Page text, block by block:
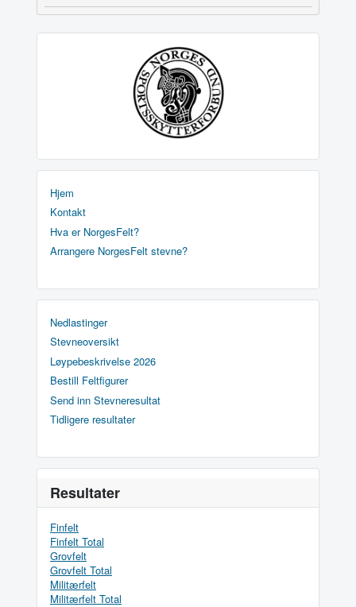
Hjem
Kontakt
Hva er NorgesFelt?
Arrangere NorgesFelt stevne?
Nedlastinger
Stevneoversikt
Løypebeskrivelse 2026
Bestill Feltfigurer
Send inn Stevneresultat
Tidligere resultater
Resultater
Finfelt
Finfelt Total
Grovfelt
Grovfelt Total
Militærfelt
Militærfelt Total